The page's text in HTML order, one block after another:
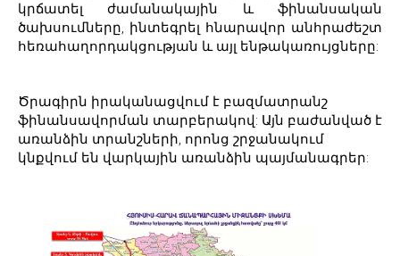
կրճատել ժամանակային և ֆինանսական
ծախսումները, ինտեգրել հնարավոր անհրաժեշտ
հեռահաղորդակցության և այլ ենթակառույցները:
Ծրագիրն իրականացվում է բազմատրանշ
ֆինանսավորման տարբերակով: Այն բաժանված է
առանձին տրանշների, որոնց շրջանակում
կնքվում են վարկային առանձին պայմանագրեր: